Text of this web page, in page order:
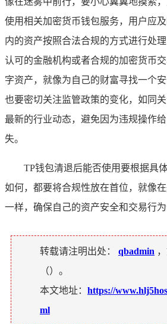
使用相关加密货币钱包服务，用户应
内的资产按照合法合规的方式进行处
认可的金融机构或者合规的加密货币
字资产，就像为自己的财富寻找一个
也要密切关注监管政策的变化，如同
最新的行业动态，避免因为违规操作
失。
TP钱包清退后能否使用要根据具
如何，都要将合规性放在首位，就像
一样，确保自己的资产安全和交易行为
转载请注明出处： qbadmin
（）。
本文地址： https://
ml